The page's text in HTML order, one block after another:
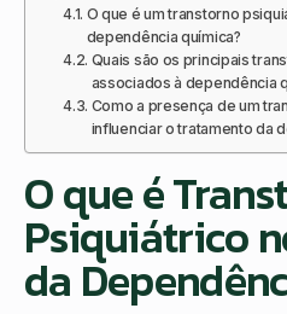
O que é um transtorno
dependência química?
Quais são os principais
associados à dependência
Como a presença de um
influenciar o tratamento da
O que é
Psiquiátrico
da